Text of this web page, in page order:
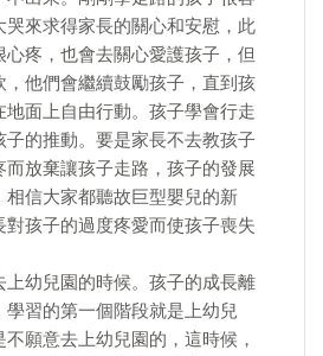
哭來求得家長的關心和安慰，此
疼，也會去關心愛護孩子，但
，他們會繼續鼓勵孩子，直到孩
面上自由行動。孩子學會行走
子的推動。要是家長不去教孩子
而放棄讓孩子走路，孩子的發展
相信大家都聽故巨型嬰兒的新
對孩子的過度疼愛而使孩子喪失
上幼兒園的時候。孩子的成長離
習的第一個階段就是上幼兒
願意去上幼兒園的，這時候，